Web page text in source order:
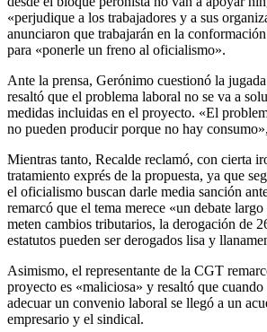
«perjudique a los trabajadores y a sus
anunciaron que trabajarán en la
para «ponerle un freno al oficialismo».
Ante la prensa, Gerónimo cuestionó la
resaltó que el problema laboral no se va a
medidas incluidas en el proyecto. «El
no pueden producir porque no hay
Mientras tanto, Recalde reclamó, con cierta
tratamiento exprés de la propuesta, ya que
el oficialismo buscan darle media sanción
remarcó que el tema merece «un debate
meten cambios tributarios, la derogación de
estatutos pueden ser derogados lisa y
Asimismo, el representante de la CGT
proyecto es «maliciosa» y resaltó que
adecuar un convenio laboral se llegó a un
empresario y el sindical.